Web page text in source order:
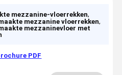
mezzanine-vloerrekken,
mezzanine vloerrekken,
mezzaninevloer met
PDF